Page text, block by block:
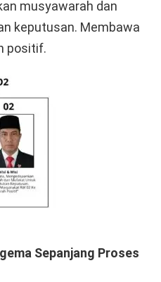
musyawarah dan
keputusan. Membawa
positif.
Sepanjang Proses